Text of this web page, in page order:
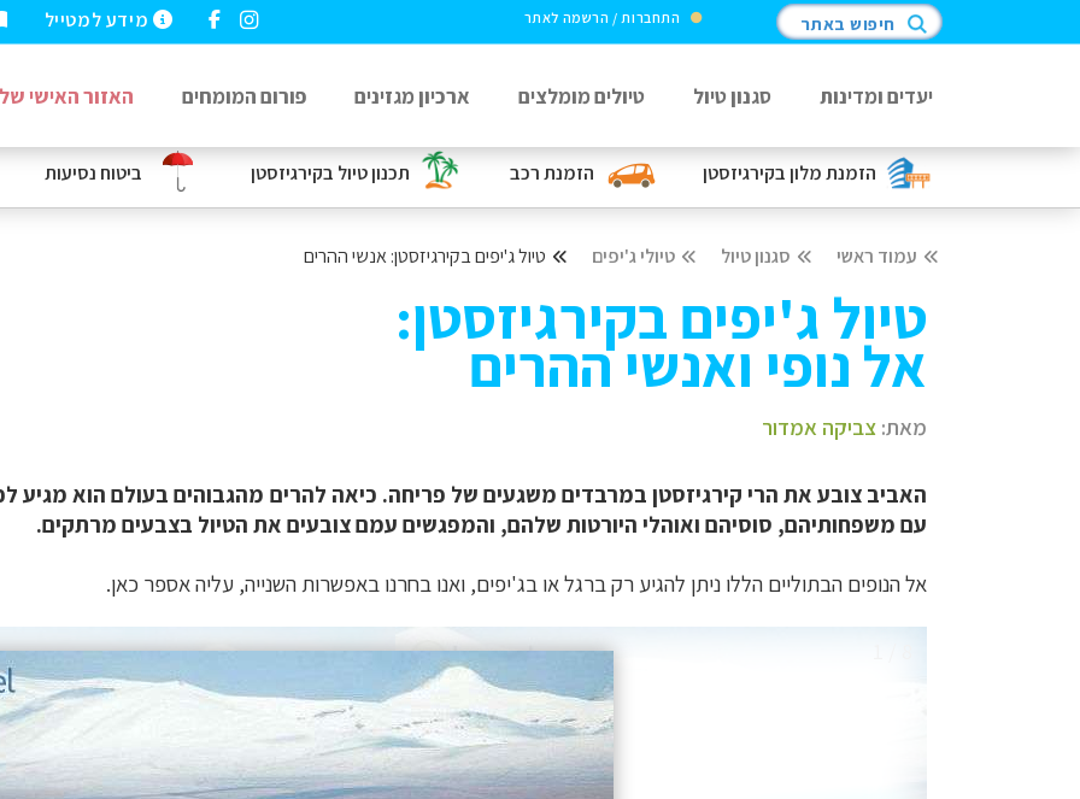
הזמנת מלוןבקירגיזסטן הזמנת רכב תכנון טיול בקירגיזסטן ביטוח נסיעות
מידע למטייל התחברות / הרשמה לאתר חיפוש באתר
יעדים ומדינות סגנון טיול טיולים מומלצים ארכיון מגזינים פורום המומחים האזור האישי
עמוד ראשי סגנון טיול טיולי ג'יפים טיול ג'יפים בקירגיזסטן: אנשי ההרים
טיול ג'יפים בקירגיזסטן:
אל נופי ואנשי ההרים
מאת: צביקה אמדור
האביב צובע את הרי קירגיזסטן במרבדים משגעים של פריחה. כיאה להרים מהגבוהים בעולם הוא מגיע
עם משפחותיהם, סוסיהם ואוהלי היורטות שלהם, והמפגשים עמם צובעים את הטיול בצבעים מרתקים.
אל הנופים הבתוליים הללו ניתן להגיע רק ברגל או בג'יפים, ואנו בחרנו באפשרות השנייה, עליה אספר כאן.